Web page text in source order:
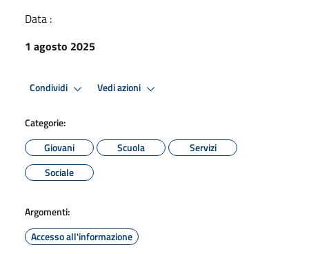
Data :
1 agosto 2025
Condividi Vedi azioni
Categorie:
Giovani
Scuola
Servizi
Sociale
Argomenti:
Accesso all'informazione